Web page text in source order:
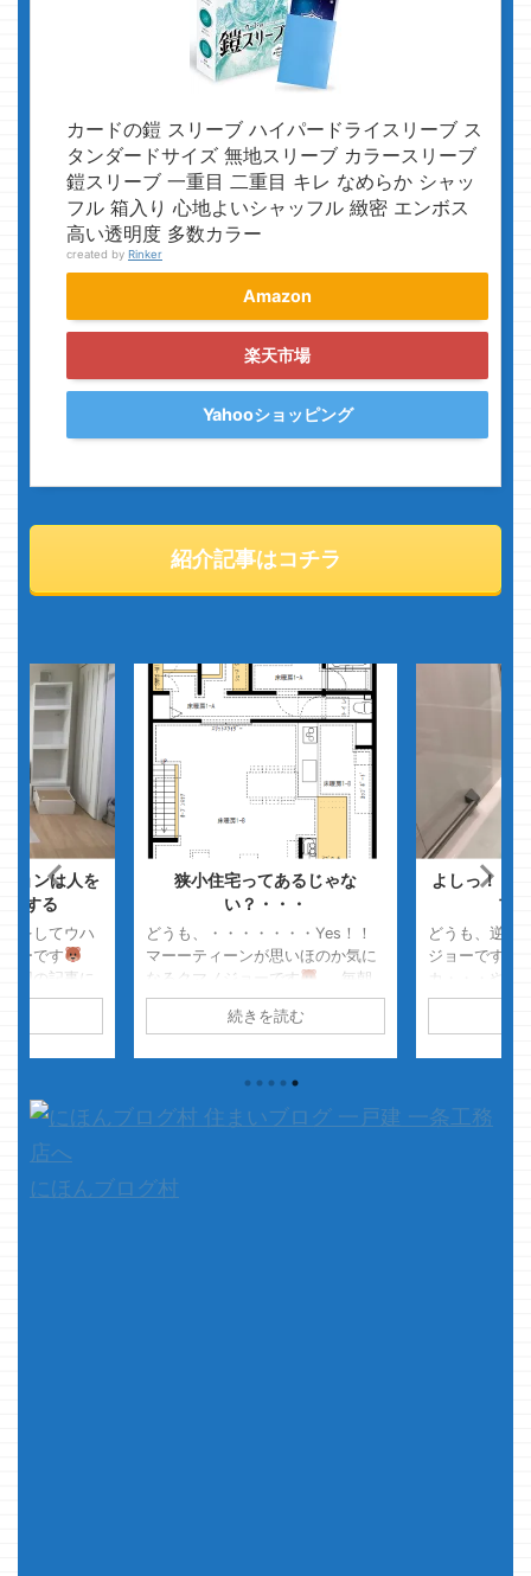
カードの鎧 スリーブ ハイパードライスリーブ ス
タンダードサイズ 無地スリーブ カラースリーブ
鎧スリーブ 一重目 二重目 キレ なめらか シャッ
フル 箱入り 心地よいシャッフル 緻密 エンボス
高い透明度 多数カラー
created by Rinker
Amazon
楽天市場
Yahooショッピング
紹介記事はコチラ
ョンは人を
にする
をしてウハ
ーです
回の記事に
・・・
を書いてみ
事書かねぇ
狭小住宅ってあるじゃな
い？・・・
どうも、・・・・・・・Yes！！
マーーティーンが思いほのか気に
なるクマノジョーです
毎朝
ZIPからのスッキリ視聴がルーティ
ンなのですが、最近始まった朝ご
だいたい、新しい企
画の新しい人ってすぐには馴染ま
Yes!!マーティンッ！！・・・が何
か好き
続きを読む
よしっ！！
ブ
どうも、逆に
ジョーです
カ・・・やっ
モートポケカ
マにプレイさ
にほんブログ村